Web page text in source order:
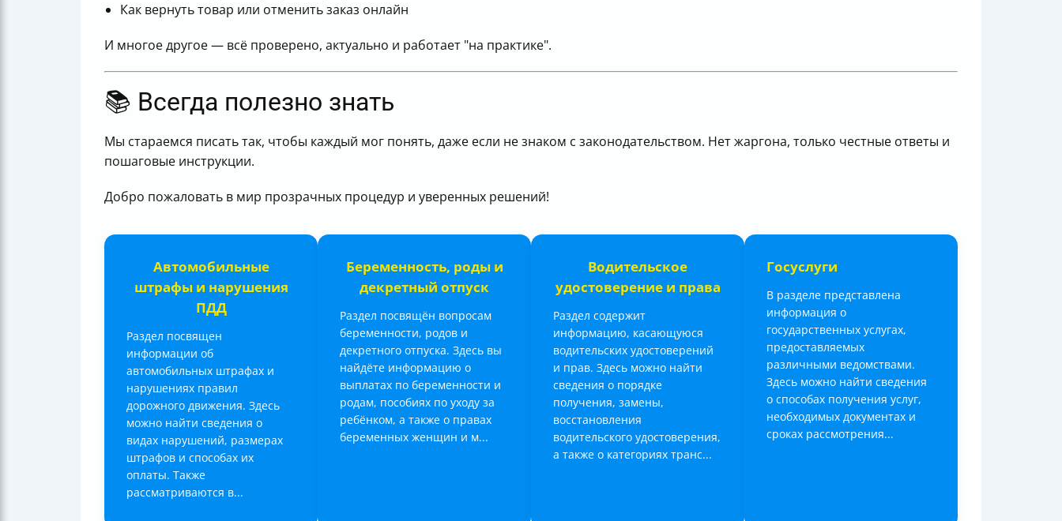
Как вернуть товар или отменить заказ онлайн
И многое другое — всё проверено, актуально и работает "на практике".
📚 Всегда полезно знать
Мы стараемся писать так, чтобы каждый мог понять, даже если не знаком с законодательством. Нет жаргона, только честные ответы и
пошаговые инструкции.
Добро пожаловать в мир прозрачных процедур и уверенных решений!
Автомобильные
штрафы и нарушения
ПДД
Раздел посвящен
информации об
автомобильных штрафах и
нарушениях правил
дорожного движения. Здесь
можно найти сведения о
видах нарушений, размерах
штрафов и способах их
оплаты. Также
рассматриваются в...
Беременность, роды и
декретный отпуск
Раздел посвящён вопросам
беременности, родов и
декретного отпуска. Здесь вы
найдёте информацию о
выплатах по беременности и
родам, пособиях по уходу за
ребёнком, а также о правах
беременных женщин и м...
Водительское
удостоверение и права
Раздел содержит
информацию, касающуюся
водительских удостоверений
и прав. Здесь можно найти
сведения о порядке
получения, замены,
восстановления
водительского удостоверения,
а также о категориях транс...
Госуслуги
В разделе представлена
информация о
государственных услугах,
предоставляемых
различными ведомствами.
Здесь можно найти сведения
о способах получения услуг,
необходимых документах и
сроках рассмотрения...